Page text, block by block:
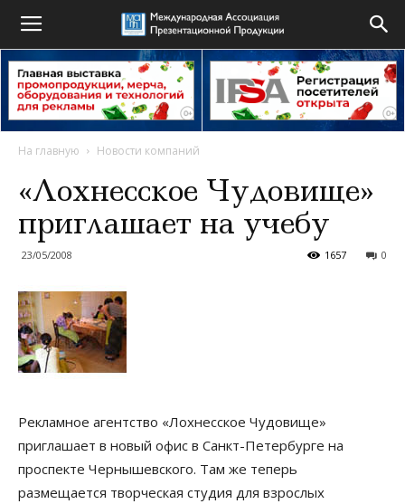
На главную Новости компаний
«Лохнесское Чудовище»
приглашает на учебу
23/05/2008 0
1657
Рекламное агентство «Лохнесское Чудовище»
приглашает в новый офис в Санкт-Петербурге на
проспекте Чернышевского. Там же теперь
размещается творческая студия для взрослых